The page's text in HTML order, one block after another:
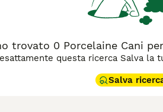
needs specifici, il **Porcelaine** è
trovato 0 Porcelaine Cani
questa ricerca Salva la
Salva